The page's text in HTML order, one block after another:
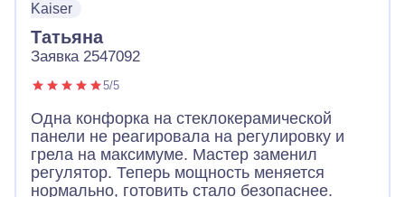
Kaiser
Татьяна
Заявка 2547092
5/5
Одна конфорка на стеклокерамической
панели не реагировала на регулировку и
грела на максимуме. Мастер заменил
регулятор. Теперь мощность меняется
нормально, готовить стало безопаснее.